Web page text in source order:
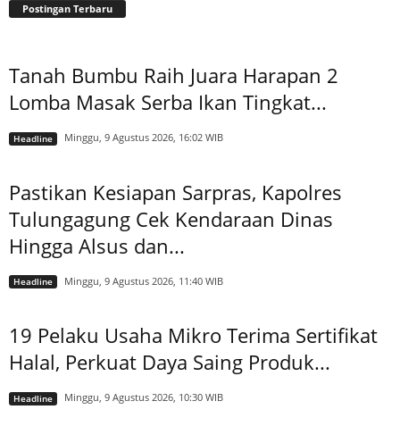
Postingan Terbaru
Tanah Bumbu Raih Juara Harapan 2
Lomba Masak Serba Ikan Tingkat...
Headline Minggu, 9 Agustus 2026, 16:02 WIB
Pastikan Kesiapan Sarpras, Kapolres
Tulungagung Cek Kendaraan Dinas
Hingga Alsus dan...
Headline Minggu, 9 Agustus 2026, 11:40 WIB
19 Pelaku Usaha Mikro Terima Sertifikat
Halal, Perkuat Daya Saing Produk...
Headline Minggu, 9 Agustus 2026, 10:30 WIB